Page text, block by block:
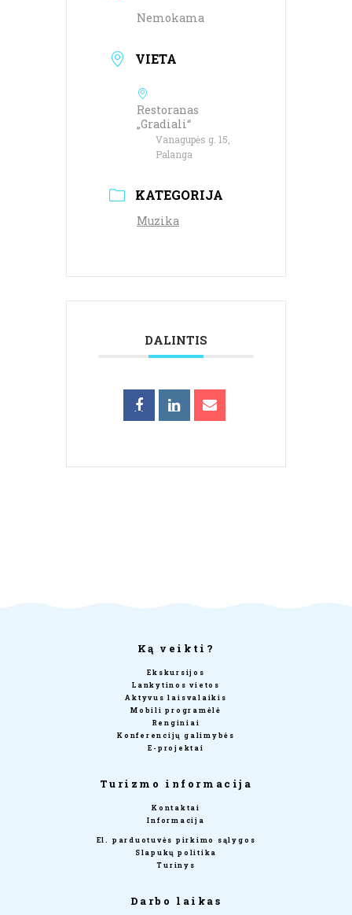
Nemokama
VIETA
Restoranas
„Gradiali“
Vanagupės g. 15,
Palanga
KATEGORIJA
Muzika
DALINTIS
Ką veikti?
Ekskursijos
Lankytinos vietos
Aktyvus laisvalaikis
Mobili programėlė
Renginiai
Konferencijų galimybės
E-projektai
Turizmo informacija
Kontaktai
Informacija
El. parduotuvės pirkimo sąlygos
Slapukų politika
Turinys
Darbo laikas